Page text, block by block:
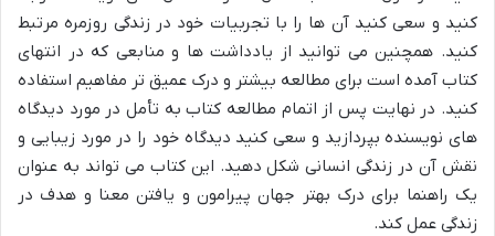
کنید و سعی کنید آن ها را با تجربیات خود در زندگی روزمره مرتبط
کنید. همچنین می توانید از یادداشت ها و منابعی که در انتهای
کتاب آمده است برای مطالعه بیشتر و درک عمیق تر مفاهیم استفاده
کنید. در نهایت پس از اتمام مطالعه کتاب به تأمل در مورد دیدگاه
های نویسنده بپردازید و سعی کنید دیدگاه خود را در مورد زیبایی و
نقش آن در زندگی انسانی شکل دهید. این کتاب می تواند به عنوان
یک راهنما برای درک بهتر جهان پیرامون و یافتن معنا و هدف در
زندگی عمل کند.